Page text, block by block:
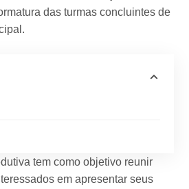
das turmas concluintes de
tem como objetivo reunir
em apresentar seus